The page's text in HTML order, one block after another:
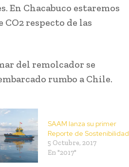
En Chacabuco estaremos
CO2 respecto de las
del remolcador se
rumbo a Chile.
SAAM lanza su primer
Reporte de Sostenibilidad
5 Octubre, 2017
En "2017"